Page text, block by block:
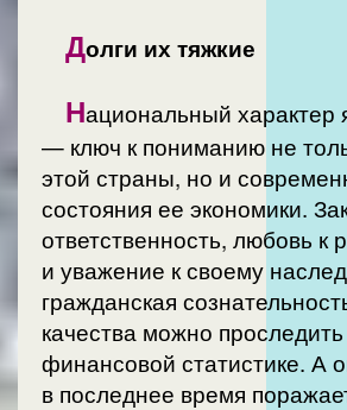
Долги их тяжкие
Национальный характер
— ключ к пониманию не
этой страны, но и
состояния ее экономики.
ответственность, любовь к
и уважение к своему
гражданская
качества можно
финансовой статистике. А
в последнее время